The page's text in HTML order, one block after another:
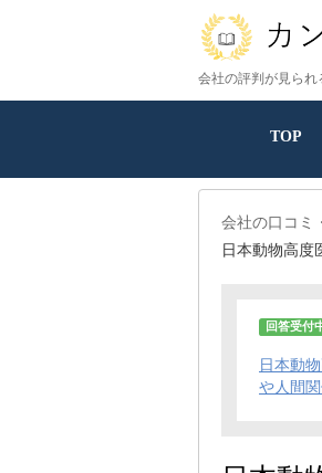
会社の評判が見られ
TOP
会社の口コミ
日本動物高度
回答受付
日本動
や人間